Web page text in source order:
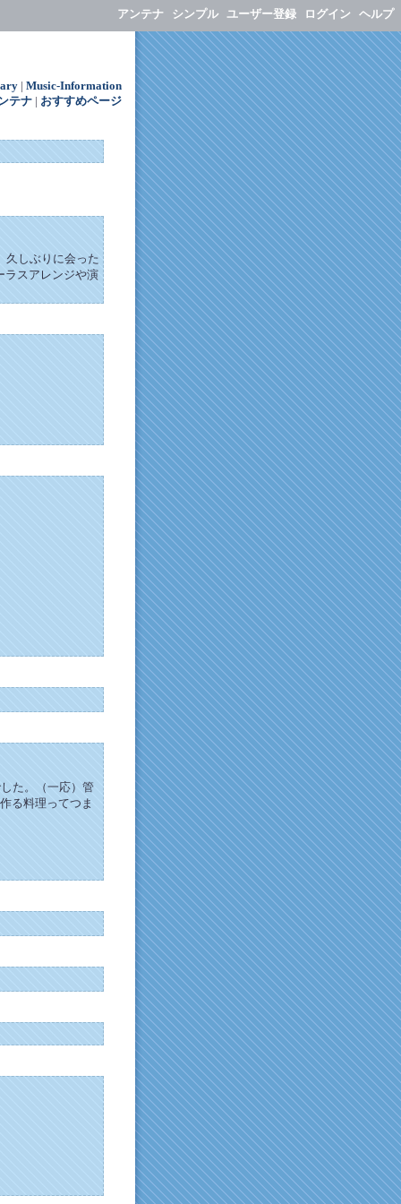
アンテナ シンプル ユーザー登録 ログイン ヘルプ
| Music-Information
テナ | おすすめページ
久しぶりに会った
ラスアレンジや演
た。（一応）管
る料理ってつま